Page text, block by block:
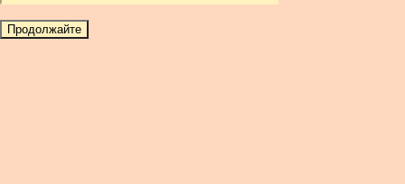
BAM